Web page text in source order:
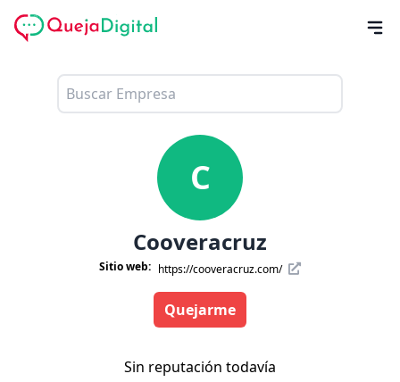
C
Cooveracruz
Sitio web: https://cooveracruz.com/
Quejarme
Sin reputación todavía